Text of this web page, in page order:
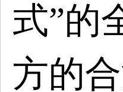
式”的
方的